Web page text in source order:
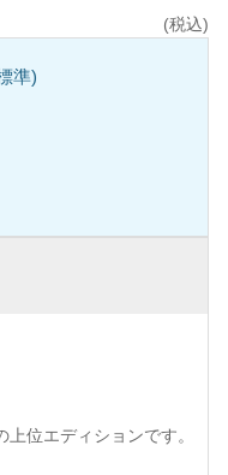
(税込)
準)
位エディションです。